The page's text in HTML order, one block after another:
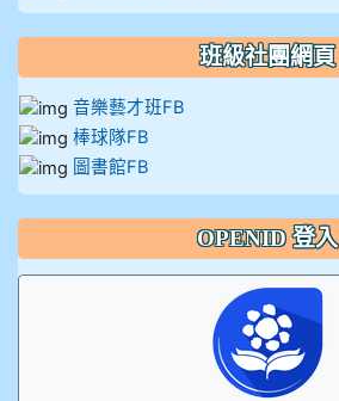
班級社團網頁
音樂藝才班FB
棒球隊FB
圖書館FB
OPENID 登入